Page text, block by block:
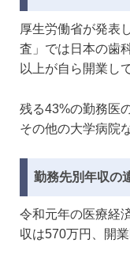
厚生労働省が発表
査」では日本の歯
以上が自ら開業し
残る43%の勤務医
その他の大学病院
勤務先別年収の
令和元年の医療経
収は570万円、開